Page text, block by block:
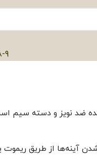
9
کننده ضد نویز و دسته
آینه‌ها از طریق ریموت